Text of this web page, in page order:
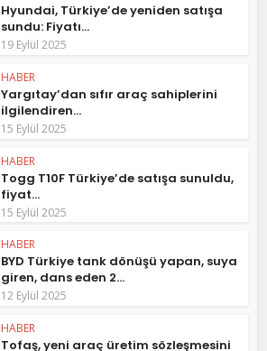
Hyundai, Türkiye’de yeniden satışa
sundu: Fiyatı...
19 Eylül 2025
HABER
Yargıtay’dan sıfır araç sahiplerini
ilgilendiren...
15 Eylül 2025
HABER
Togg T10F Türkiye’de satışa sunuldu,
fiyat...
15 Eylül 2025
HABER
BYD Türkiye tank dönüşü yapan, suya
giren, dans eden 2...
12 Eylül 2025
HABER
Tofaş, yeni araç üretim sözleşmesini